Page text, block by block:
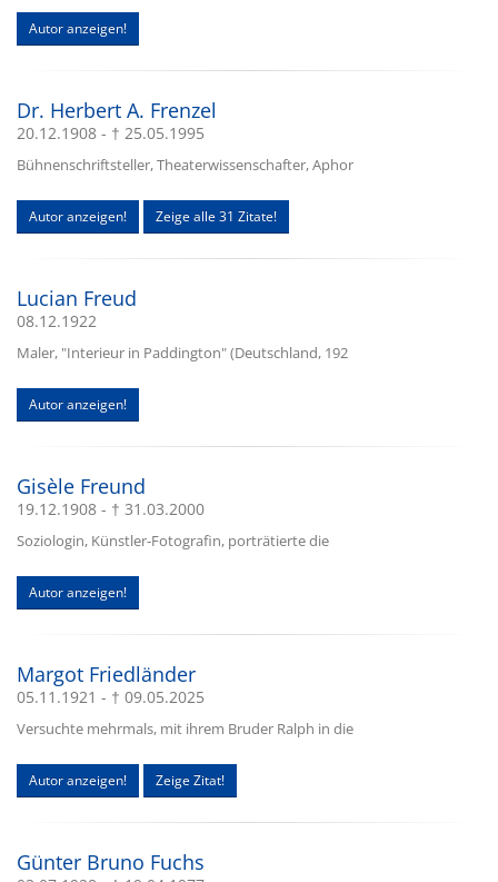
Autor anzeigen!
Dr. Herbert A. Frenzel
20.12.1908 - † 25.05.1995
Bühnenschriftsteller, Theaterwissenschafter, Aphor
Autor anzeigen! Zeige alle 31 Zitate!
Lucian Freud
08.12.1922
Maler, "Interieur in Paddington" (Deutschland, 192
Autor anzeigen!
Gisèle Freund
19.12.1908 - † 31.03.2000
Soziologin, Künstler-Fotografin, porträtierte die
Autor anzeigen!
Margot Friedländer
05.11.1921 - † 09.05.2025
Versuchte mehrmals, mit ihrem Bruder Ralph in die
Autor anzeigen! Zeige Zitat!
Günter Bruno Fuchs